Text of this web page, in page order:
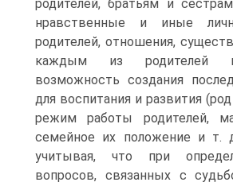
родителей, братьям и
нравственные и иные
родителей, отношения,
каждым из родителей
возможность создания
для воспитания и развития
режим работы родителей,
семейное их положение и т.
учитывая, что при
вопросов, связанных с